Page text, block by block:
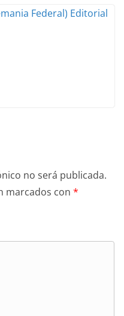
no será publicada.
marcados con *